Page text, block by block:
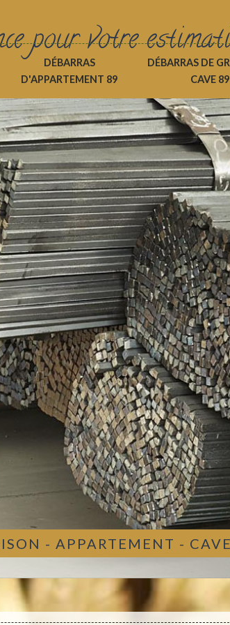
pour votre
DÉBARRAS
D'APPARTEMENT 89
DÉBARRAS DE
CAVE 89
- APPARTEMENT -